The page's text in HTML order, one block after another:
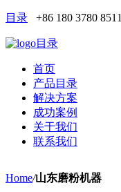
目录 +86 180 3780 8511
目录
首页
产品目录
解决方案
成功案例
关于我们
联系我们
Home/山东磨粉机器